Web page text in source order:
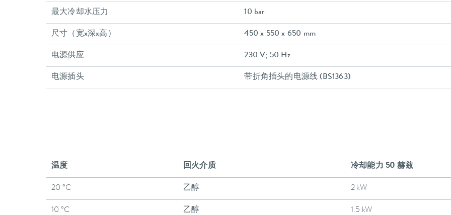
最大冷却水压力 10 bar
尺寸（宽x深x高） 450 x 550 x 650 mm
电源供应 230 V; 50 Hz
电源插头 带折角插头的电源线 (BS1363)
温度 回火介质 冷却能力 50 赫兹
20 °C 乙醇 2 kW
10 °C 乙醇 1.5 kW